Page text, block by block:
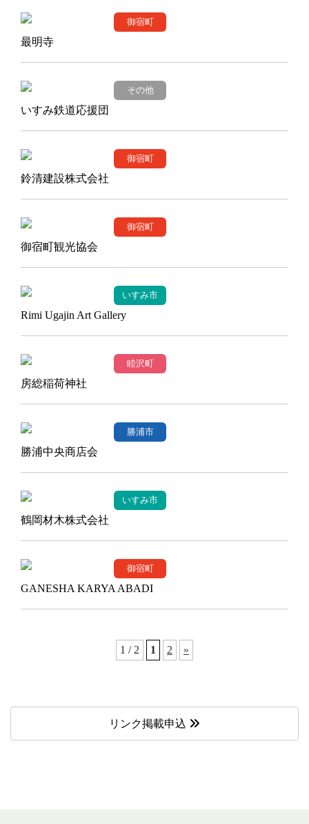
御宿町
最明寺
その他
いすみ鉄道応援団
御宿町
鈴清建設株式会社
御宿町
御宿町観光協会
いすみ市
Rimi Ugajin Art Gallery
睦沢町
房総稲荷神社
勝浦市
勝浦中央商店会
いすみ市
鶴岡材木株式会社
御宿町
GANESHA KARYA ABADI
1 / 2 1 2 »
リンク掲載申込